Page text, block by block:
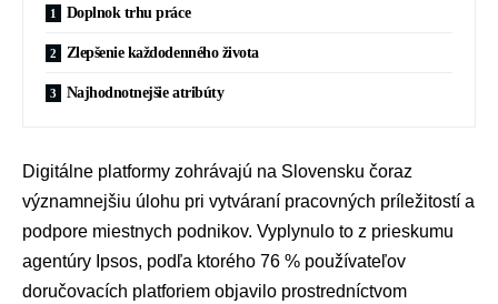
Doplnok trhu práce
Zlepšenie každodenného života
Najhodnotnejšie atribúty
Digitálne platformy zohrávajú na Slovensku čoraz
významnejšiu úlohu pri vytváraní pracovných príležitostí a
podpore miestnych podnikov. Vyplynulo to z prieskumu
agentúry Ipsos, podľa ktorého 76 % používateľov
doručovacích platforiem objavilo prostredníctvom